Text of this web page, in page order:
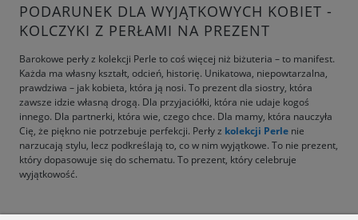
PODARUNEK DLA WYJĄTKOWYCH KOBIET -
KOLCZYKI Z PERŁAMI NA PREZENT
Barokowe perły z kolekcji Perle to coś więcej niż biżuteria – to manifest.
Każda ma własny kształt, odcień, historię. Unikatowa, niepowtarzalna,
prawdziwa – jak kobieta, która ją nosi. To prezent dla siostry, która
zawsze idzie własną drogą. Dla przyjaciółki, która nie udaje kogoś
innego. Dla partnerki, która wie, czego chce. Dla mamy, która nauczyła
Cię, że piękno nie potrzebuje perfekcji. Perły z kolekcji Perle nie
narzucają stylu, lecz podkreślają to, co w nim wyjątkowe. To nie prezent,
który dopasowuje się do schematu. To prezent, który celebruje
wyjątkowość.